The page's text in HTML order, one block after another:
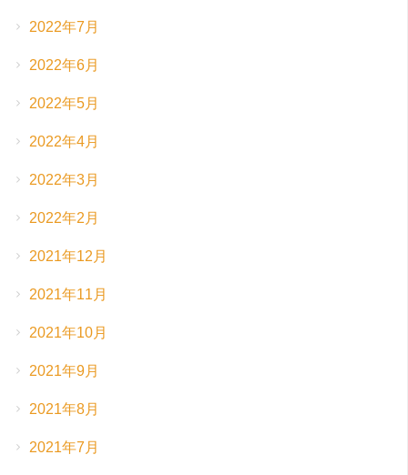
2022年7月
2022年6月
2022年5月
2022年4月
2022年3月
2022年2月
2021年12月
2021年11月
2021年10月
2021年9月
2021年8月
2021年7月